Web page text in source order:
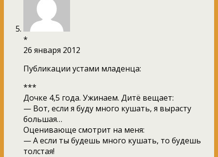
*
26 января 2012
Публикации устами младенца:
***
Дочке 4,5 года. Ужинаем. Дитё вещает:
— Вот, если я буду много кушать, я вырасту
большая…
Оценивающе смотрит на меня:
— А если ты будешь много кушать, то будешь
толстая!